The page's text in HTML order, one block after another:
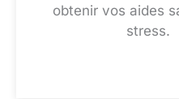
obtenir vos aides
stress.